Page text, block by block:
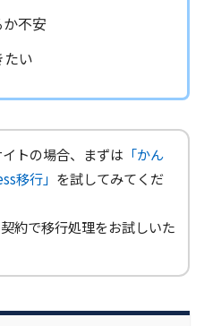
不安
い
トの場合、まずは 「かん
移行」 を試してみてくだ
約で移行処理をお試しいた